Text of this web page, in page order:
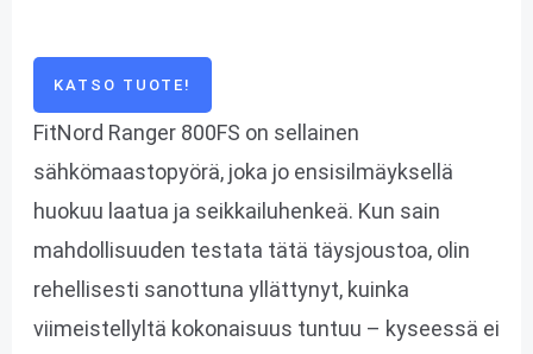
KATSO TUOTE!
FitNord Ranger 800FS on sellainen
sähkömaastopyörä, joka jo ensisilmäyksellä
huokuu laatua ja seikkailuhenkeä. Kun sain
mahdollisuuden testata tätä täysjoustoa, olin
rehellisesti sanottuna yllättynyt, kuinka
viimeistellyltä kokonaisuus tuntuu – kyseessä ei